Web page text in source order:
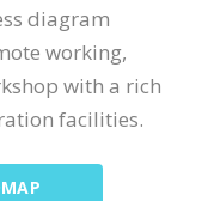
diagram
working,
with a rich
facilities.